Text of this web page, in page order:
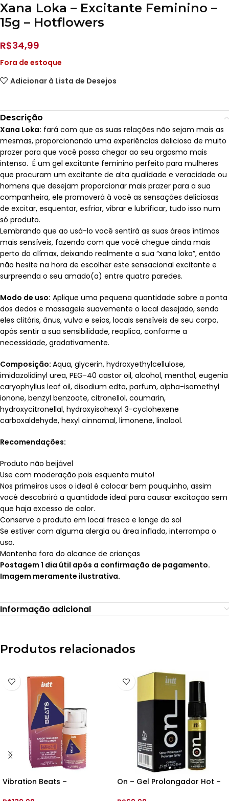
Xana Loka – Excitante Feminino –
15g – Hotflowers
R$34,99
Fora de estoque
Adicionar à Lista de Desejos
Descrição
Xana Loka: fará com que as suas relações não sejam mais as
mesmas, proporcionando uma experiências deliciosa de muito
prazer para que você possa chegar ao seu orgasmo mais
intenso. É um gel excitante feminino perfeito para mulheres
que procuram um excitante de alta qualidade e veracidade ou
homens que desejam proporcionar mais prazer para a sua
companheira, ele promoverá à você as sensações deliciosas
de excitar, esquentar, esfriar, vibrar e lubrificar, tudo isso num
só produto.
Lembrando que ao usá-lo você sentirá as suas áreas íntimas
mais sensíveis, fazendo com que você chegue ainda mais
perto do clímax, deixando realmente a sua “xana loka”, então
não hesite na hora de escolher este sensacional excitante e
surpreenda o seu amado(a) entre quatro paredes.
Modo de uso: Aplique uma pequena quantidade sobre a ponta
dos dedos e massageie suavemente o local desejado, sendo
eles clitóris, ânus, vulva e seios, locais sensíveis de seu corpo,
após sentir a sua sensibilidade, reaplica, conforme a
necessidade, gradativamente.
Composição: Aqua, glycerin, hydroxyethylcellulose,
imidazolidinyl urea, PEG-40 castor oil, alcohol, menthol, eugenia
caryophyllus leaf oil, disodium edta, parfum, alpha-isomethyl
ionone, benzyl benzoate, citronellol, coumarin,
hydroxycitronellal, hydroxyisohexyl 3-cyclohexene
carboxaldehyde, hexyl cinnamal, limonene, linalool.
Recomendações:
Produto não beijável
Use com moderação pois esquenta muito!
Nos primeiros usos o ideal é colocar bem pouquinho, assim
você descobrirá a quantidade ideal para causar excitação sem
que haja excesso de calor.
Conserve o produto em local fresco e longe do sol
Se estiver com alguma alergia ou área inflada, interrompa o
uso.
Mantenha fora do alcance de crianças
Postagem 1 dia útil após a confirmação de pagamento.
Imagem meramente ilustrativa.
Informação adicional
Produtos relacionados
Vibration Beats –
On – Gel Prolongador Hot –